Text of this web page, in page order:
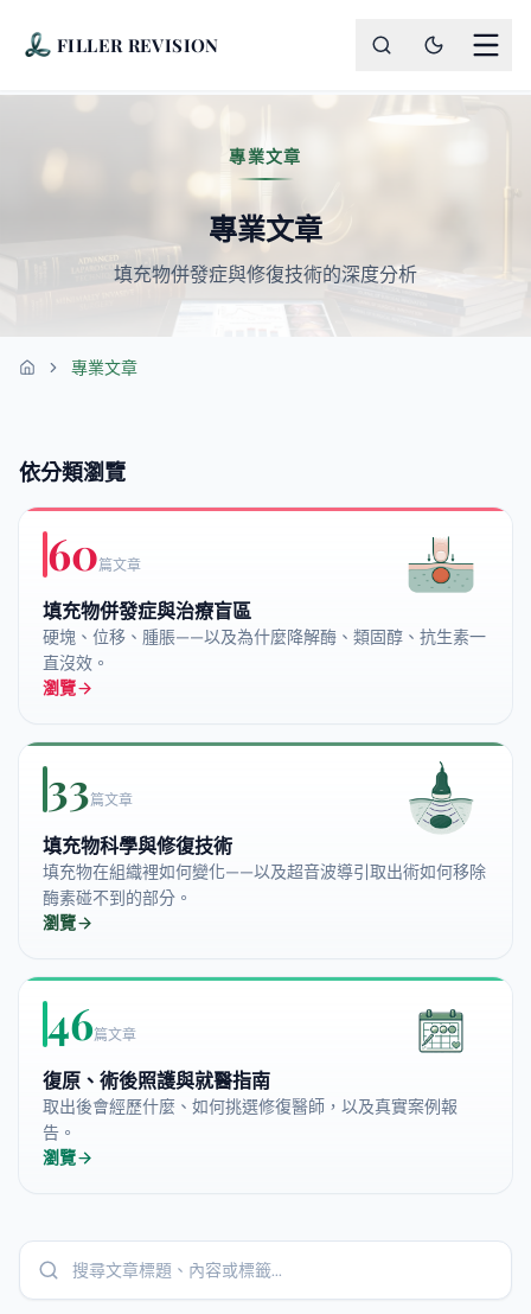
FILLER REVISION
專業文章
專業文章
填充物併發症與修復技術的深度分析
首頁 專業文章
依分類瀏覽
60篇文章
填充物併發症與治療盲區
硬塊、位移、腫脹——以及為什麼降解酶、類固醇、抗生素一
直沒效。
瀏覽
33篇文章
填充物科學與修復技術
填充物在組織裡如何變化——以及超音波導引取出術如何移除
酶素碰不到的部分。
瀏覽
46篇文章
復原、術後照護與就醫指南
取出後會經歷什麼、如何挑選修復醫師，以及真實案例報
告。
瀏覽